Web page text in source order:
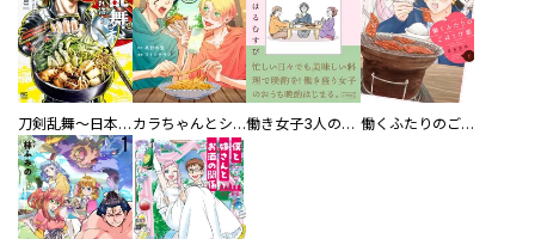
刀剣乱舞～日本号つれづれ酒～ カラちゃんとシトーさんと、 【分冊版】 働き女子3人のおうち晩酌 働くふたりのごほうび飯